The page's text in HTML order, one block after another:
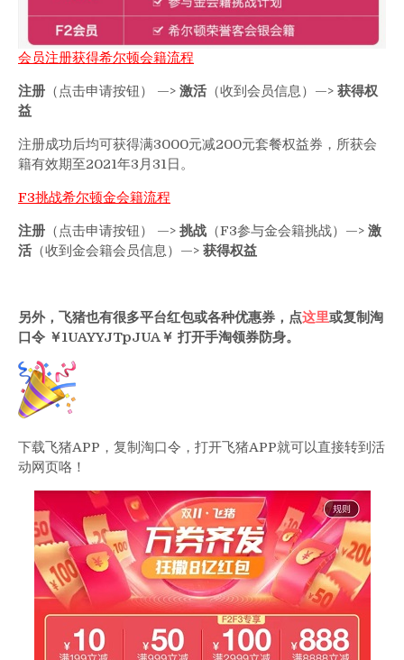
会员注册获得希尔顿会籍流程
注册 （点击申请按钮） —> 激活（收到会员信息）—> 获得权
益
注册成功后均可获得满3000元减200元套餐权益券，所获会
籍有效期至2021年3月31日。
F3挑战希尔顿金会籍流程
注册 （点击申请按钮） —> 挑战 （F3参与金会籍挑战）—> 激
活（收到金会籍会员信息）—> 获得权益
另外，飞猪也有很多平台红包或各种优惠券，点这里或复制淘
口令 ￥1UAYYJTpJUA￥ 打开手淘领券防身。
下载飞猪APP，复制淘口令，打开飞猪APP就可以直接转到活
动网页咯！